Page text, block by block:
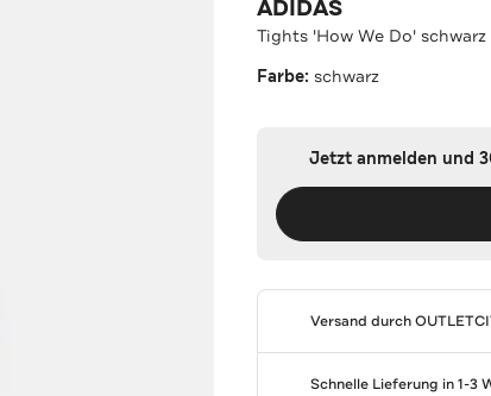
ADIDAS
Tights 'How We Do' schwarz
Farbe: schwarz
Jetzt anmelden und
Versand durch
Schnelle Lieferung in 1-3